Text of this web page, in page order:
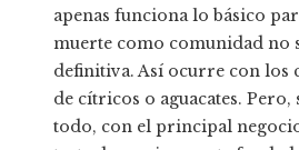
apenas funciona lo básico
muerte como comunidad no
definitiva. Así ocurre con los
de cítricos o aguacates. Pero,
todo, con el principal